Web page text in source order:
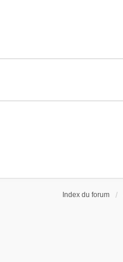
Index du forum